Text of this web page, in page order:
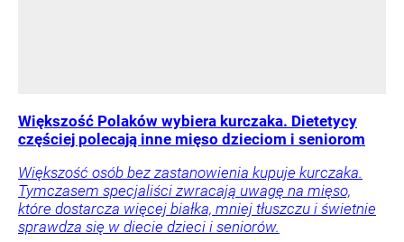
Większość Polaków wybiera kurczaka. Dietetycy
częściej polecają inne mięso dzieciom i seniorom
Większość osób bez zastanowienia kupuje kurczaka.
Tymczasem specjaliści zwracają uwagę na mięso,
które dostarcza więcej białka, mniej tłuszczu i świetnie
sprawdza się w diecie dzieci i seniorów.